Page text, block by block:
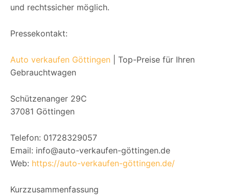
und rechtssicher möglich.
Pressekontakt:
Auto verkaufen Göttingen | Top-Preise für Ihren
Gebrauchtwagen
Schützenanger 29C
37081 Göttingen
Telefon: 01728329057
Email: info@auto-verkaufen-göttingen.de
Web: https://auto-verkaufen-göttingen.de/
Kurzzusammenfassung